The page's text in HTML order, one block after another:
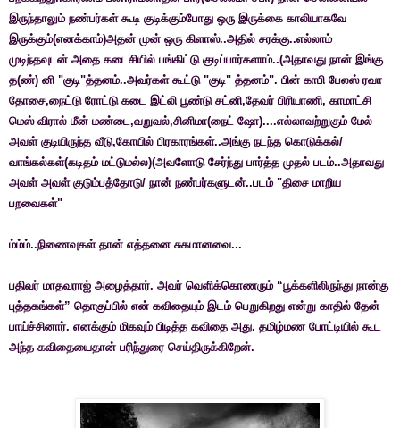
இருந்தாலும் நண்பர்கள் கூடி குடிக்கும்போது ஒரு இருக்கை காலியாகவே
இருக்கும்(எனக்காம்)அதன் முன் ஒரு கிளாஸ்..அதில் சரக்கு..எல்லாம்
முடிந்தவுடன் அதை கடைசியில் பங்கிட்டு குடிப்பார்களாம்..(அதாவது நான் இங்கு
த(ண்) னி "குடி"த்தனம்..அவர்கள் கூட்டு "குடி" த்தனம்". பின் காபி பேலஸ் ரவா
தோசை,நைட்டு ரோட்டு கடை இட்லி பூண்டு சட்னி,தேவர் பிரியாணி, காமாட்சி
மெஸ் விரால் மீன் மண்டை,வறுவல்,சினிமா(நைட் ஷோ)....எல்லாவற்றுகும் மேல்
அவள் குடியிருந்த வீடு,கோயில் பிரகாரங்கள்..அங்கு நடந்த கொடுக்கல்/
வாங்கல்கள்(கடிதம் மட்டுமல்ல)(அவளோடு சேர்ந்து பார்த்த முதல் படம்..அதாவது
அவள் அவள் குடும்பத்தோடு/ நான் நண்பர்களுடன்..படம் "திசை மாறிய
பறவைகள்"
ம்ம்ம்..நிணைவுகள் தான் எத்தனை சுகமானவை...
பதிவர் மாதவராஜ் அழைத்தார். அவர் வெளிக்கொணரும் “பூக்களிலிருந்து நான்கு
புத்தகங்கள்” தொகுப்பில் என் கவிதையும் இடம் பெறுகிறது என்று காதில் தேன்
பாய்ச்சினார். எனக்கும் மிகவும் பிடித்த கவிதை அது. தமிழ்மண போட்டியில் கூட
அந்த கவிதையைதான் பரிந்துரை செய்திருக்கிறேன்.